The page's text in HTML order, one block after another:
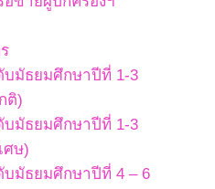
บมัธยมศึกษาปีที่ 1-3
ติ)
บมัธยมศึกษาปีที่ 1-3
ศษ)
บมัธยมศึกษาปีที่ 4 – 6